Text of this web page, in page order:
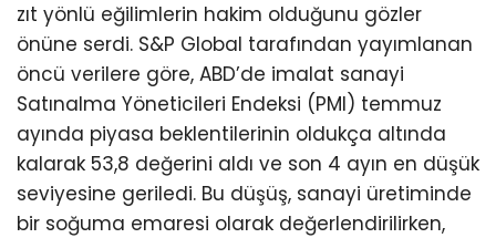
zıt yönlü eğilimlerin hakim olduğunu gözler
önüne serdi. S&P Global tarafından yayımlanan
öncü verilere göre, ABD’de imalat sanayi
Satınalma Yöneticileri Endeksi (PMI) temmuz
ayında piyasa beklentilerinin oldukça altında
kalarak 53,8 değerini aldı ve son 4 ayın en düşük
seviyesine geriledi. Bu düşüş, sanayi üretiminde
bir soğuma emaresi olarak değerlendirilirken,